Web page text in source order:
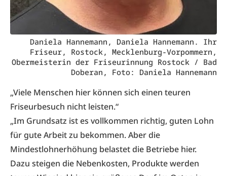
Daniela Hannemann, Daniela Hannemann. Ihr
Friseur, Rostock, Mecklenburg-Vorpommern,
Obermeisterin der Friseurinnung Rostock / Bad
Doberan, Foto: Daniela Hannemann
„Viele Menschen hier können sich einen teuren
Friseurbesuch nicht leisten.“
„Im Grundsatz ist es vollkommen richtig, guten Lohn
für gute Arbeit zu bekommen. Aber die
Mindestlohnerhöhung belastet die Betriebe hier.
Dazu steigen die Nebenkosten, Produkte werden